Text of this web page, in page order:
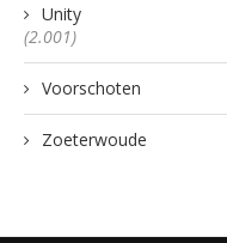
Unity
(2.001)
Voorschoten
Zoeterwoude